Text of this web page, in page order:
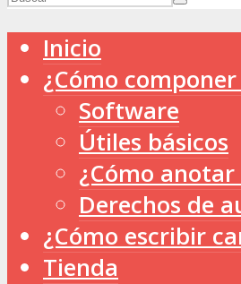
Inicio
¿Cómo
Software
Útiles básicos
¿Cómo
Derechos de
¿Cómo escribir
Tienda